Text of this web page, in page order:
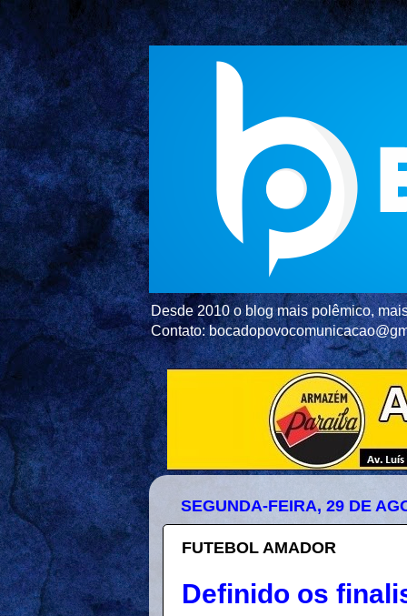
Desde 2010 o blog mais polêmico,
Contato:
SEGUNDA-FEIRA, 29 DE
FUTEBOL AMADOR
Definido os